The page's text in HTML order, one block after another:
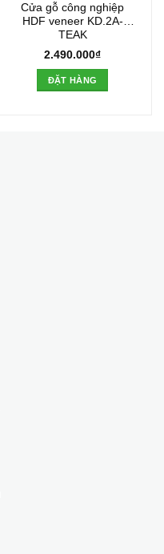
Cửa gỗ công nghiệp
HDF veneer KD.2A-
TEAK
2.490.000₫
ĐẶT HÀNG